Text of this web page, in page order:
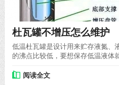
杜瓦罐不增压怎么维护
低温杜瓦罐是设计用来贮存液氮、
的沸点比较低，要想保存低温液体
阅读全文